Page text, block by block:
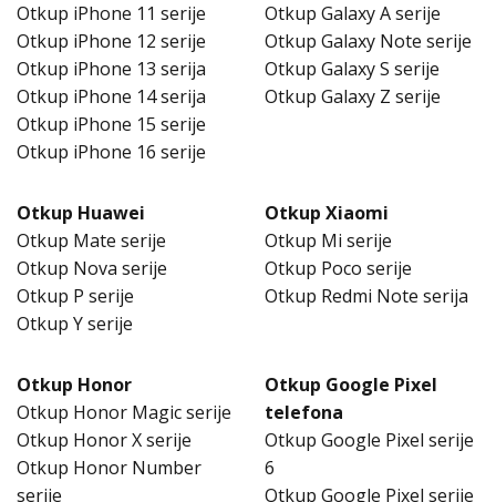
Otkup iPhone 11 serije
Otkup iPhone 12 serije
Otkup iPhone 13 serija
Otkup iPhone 14 serija
Otkup iPhone 15 serije
Otkup iPhone 16 serije
Otkup Galaxy A serije
Otkup Galaxy Note serije
Otkup Galaxy S serije
Otkup Galaxy Z serije
Otkup Huawei
Otkup Mate serije
Otkup Nova serije
Otkup P serije
Otkup Y serije
Otkup Xiaomi
Otkup Mi serije
Otkup Poco serije
Otkup Redmi Note serija
Otkup Honor
Otkup Honor Magic serije
Otkup Honor X serije
Otkup Honor Number
serije
Otkup Google Pixel
telefona
Otkup Google Pixel serije
6
Otkup Google Pixel serije